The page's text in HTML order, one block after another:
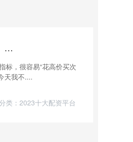
创赢盘 6个股票估值指标秒懂！用生活例子讲清PE、市净率、PEG到底啥意思
，很容易“花高价买次
天我不....
分类： 2023十大配资平台